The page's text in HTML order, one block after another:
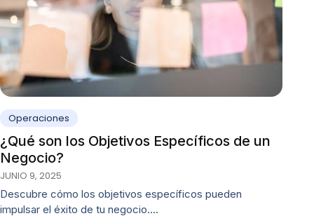
Operaciones
¿Qué son los Objetivos Específicos de un
Negocio?
JUNIO 9, 2025
Descubre cómo los objetivos específicos pueden
impulsar el éxito de tu negocio.…